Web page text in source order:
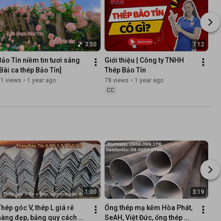
3:50
Tín niềm tin tươi sáng
ca thép Bảo Tín]
views • 1 year ago
7:12
Giới thiệu | Công ty TNHH
Thép Bảo Tín
78 views • 1 year ago
CC
1:00
góc V, thép L giá rẻ
đẹp, bảng quy cách
3:19
Ống thép mạ kẽm Hòa Phát,
SeAH, Việt Đức, ống thép